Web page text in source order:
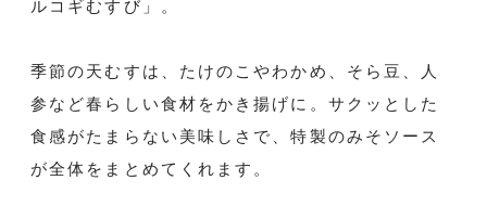
ルコギむすび」。
季節の天むすは、たけのこやわかめ、そら豆、人
参など春らしい食材をかき揚げに。サクッとした
食感がたまらない美味しさで、特製のみそソース
が全体をまとめてくれます。